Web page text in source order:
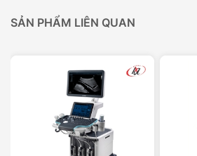
SẢN PHẨM LIÊN QUAN